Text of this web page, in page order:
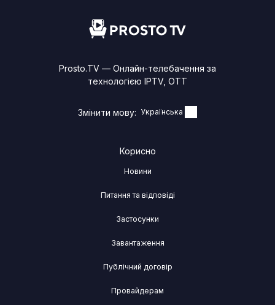
Prosto.TV — Онлайн-телебачення за
технологією IPTV, OTТ
Змінити мову: Українська
Корисно
Новини
Питання та відповіді
Застосунки
Завантаження
Публічний договір
Провайдерам